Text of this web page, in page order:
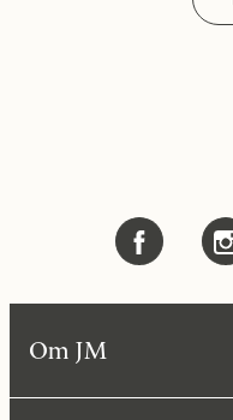
Om JM